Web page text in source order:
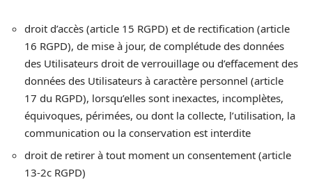
droit d’accès (article 15 RGPD) et de rectification (article
16 RGPD), de mise à jour, de complétude des données
des Utilisateurs droit de verrouillage ou d’effacement des
données des Utilisateurs à caractère personnel (article
17 du RGPD), lorsqu’elles sont inexactes, incomplètes,
équivoques, périmées, ou dont la collecte, l’utilisation, la
communication ou la conservation est interdite
droit de retirer à tout moment un consentement (article
13-2c RGPD)